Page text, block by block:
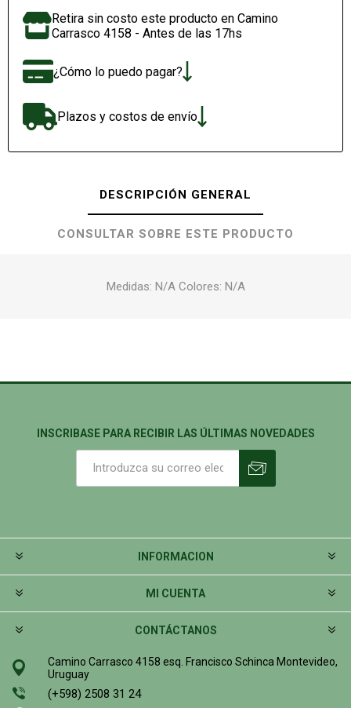
Retira sin costo este producto en Camino
Carrasco 4158 - Antes de las 17hs
¿Cómo lo puedo pagar?
Plazos y costos de envío
DESCRIPCIÓN GENERAL
CONSULTAR SOBRE ESTE PRODUCTO
Medidas: N/A Colores: N/A
INSCRIBASE PARA RECIBIR LAS ÚLTIMAS NOVEDADES
INFORMACION
MI CUENTA
CONTÁCTANOS
Camino Carrasco 4158 esq. Francisco Schinca Montevideo,
Uruguay
(+598) 2508 31 24